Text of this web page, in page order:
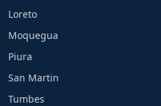
Loreto
Moquegua
Piura
San Martin
Tumbes